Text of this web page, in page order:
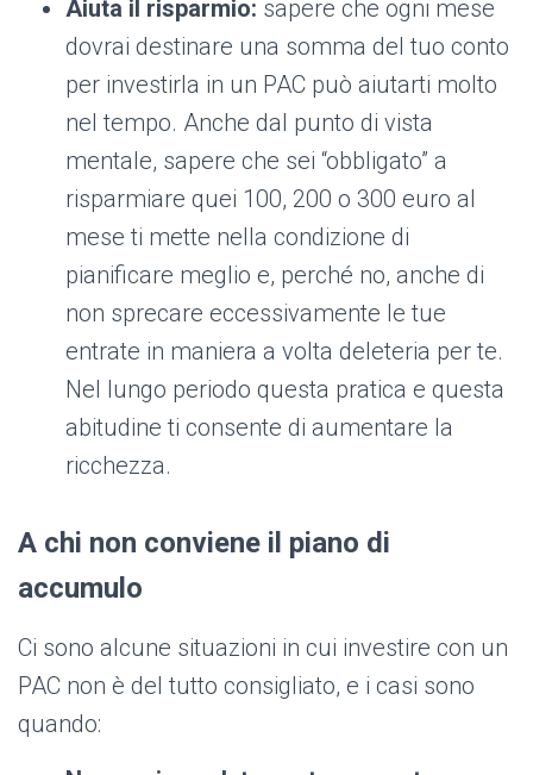
Aiuta il risparmio: sapere che ogni mese
dovrai destinare una somma del tuo conto
per investirla in un PAC può aiutarti molto
nel tempo. Anche dal punto di vista
mentale, sapere che sei “obbligato” a
risparmiare quei 100, 200 o 300 euro al
mese ti mette nella condizione di
pianificare meglio e, perché no, anche di
non sprecare eccessivamente le tue
entrate in maniera a volta deleteria per te.
Nel lungo periodo questa pratica e questa
abitudine ti consente di aumentare la
ricchezza.
A chi non conviene il piano di
accumulo
Ci sono alcune situazioni in cui investire con un
PAC non è del tutto consigliato, e i casi sono
quando: